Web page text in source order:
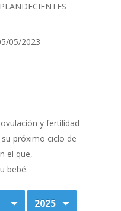
05/2023
y fertilidad
próximo ciclo de
el que,
bebé.